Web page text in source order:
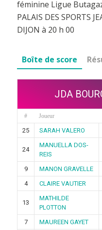
féminine Ligue
PALAIS DES SPORTS
DIJON à 20 h 00
Boîte de score
JDA
# Joueur
25 SARAH VALERO
24
MANUELLA DOS-
REIS
9 MANON GRAVELLE
4
CLAIRE VAUTIER
13
MATHILDE
PLOTTON
7 MAUREEN GAYET